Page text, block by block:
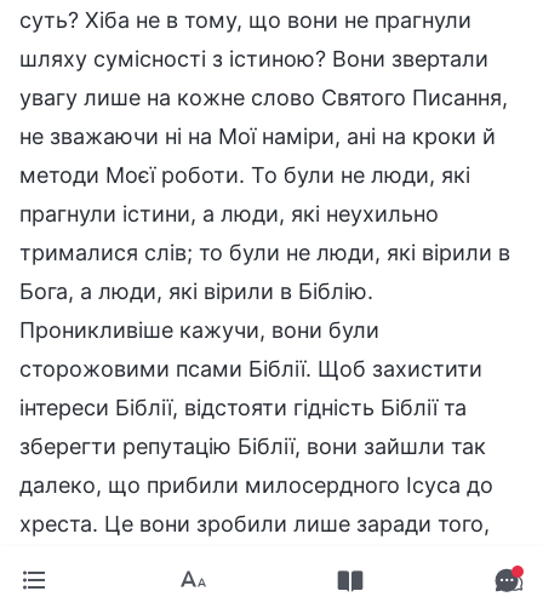
суть? Хіба не в тому, що вони не прагнули
шляху сумісності з істиною? Вони звертали
увагу лише на кожне слово Святого Писання,
не зважаючи ні на Мої наміри, ані на кроки й
методи Моєї роботи. То були не люди, які
прагнули істини, а люди, які неухильно
трималися слів; то були не люди, які вірили в
Бога, а люди, які вірили в Біблію.
Проникливіше кажучи, вони були
сторожовими псами Біблії. Щоб захистити
інтереси Біблії, відстояти гідність Біблії та
зберегти репутацію Біблії, вони зайшли так
далеко, що прибили милосердного Ісуса до
хреста. Це вони зробили лише заради того,
статусу кожного слова Біблії в серцях людей.